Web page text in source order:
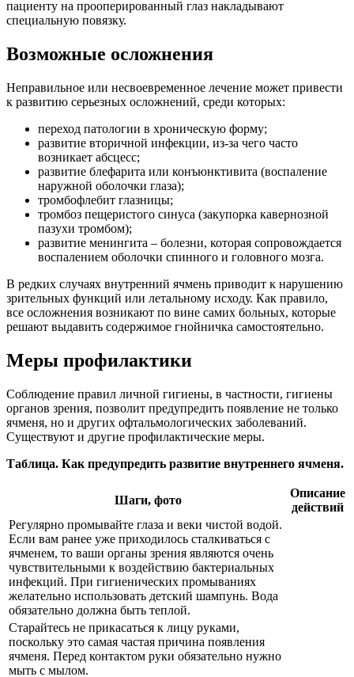
пациенту на прооперированный глаз накладывают
специальную повязку.
Возможные осложнения
Неправильное или несвоевременное лечение может привести
к развитию серьезных осложнений, среди которых:
переход патологии в хроническую форму;
развитие вторичной инфекции, из-за чего часто
возникает абсцесс;
развитие блефарита или конъюнктивита (воспаление
наружной оболочки глаза);
тромбофлебит глазницы;
тромбоз пещеристого синуса (закупорка кавернозной
пазухи тромбом);
развитие менингита – болезни, которая сопровождается
воспалением оболочки спинного и головного мозга.
В редких случаях внутренний ячмень приводит к нарушению
зрительных функций или летальному исходу. Как правило,
все осложнения возникают по вине самих больных, которые
решают выдавить содержимое гнойничка самостоятельно.
Меры профилактики
Соблюдение правил личной гигиены, в частности, гигиены
органов зрения, позволит предупредить появление не только
ячменя, но и других офтальмологических заболеваний.
Существуют и другие профилактические меры.
Таблица. Как предупредить развитие внутреннего ячменя.
Шаги, фото
Описание
действий
Регулярно промывайте глаза и веки чистой водой.
Если вам ранее уже приходилось сталкиваться с
ячменем, то ваши органы зрения являются очень
чувствительными к воздействию бактериальных
инфекций. При гигиенических промываниях
желательно использовать детский шампунь. Вода
обязательно должна быть теплой.
Старайтесь не прикасаться к лицу руками,
поскольку это самая частая причина появления
ячменя. Перед контактом руки обязательно нужно
мыть с мылом.